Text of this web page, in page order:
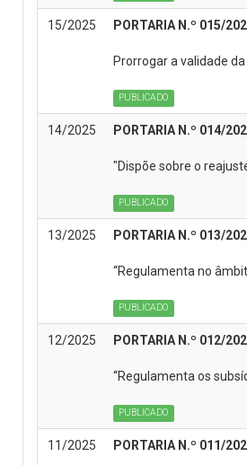
15/2025 PORTARIA N.º 015/
Prorrogar a validade
PUBLICADO
14/2025 PORTARIA N.º 014/
"Dispõe sobre o
PUBLICADO
13/2025 PORTARIA N.º 013/
“Regulamenta no
PUBLICADO
12/2025 PORTARIA N.º 012/
“Regulamenta os
PUBLICADO
11/2025 PORTARIA N.º 011/